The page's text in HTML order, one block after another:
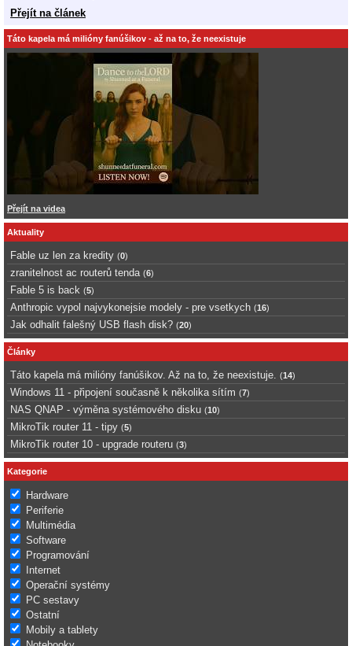
Přejít na článek
Táto kapela má milióny fanúšikov - až na to, že neexistuje
Přejít na videa
Aktuality
Fable uz len za kredity (0)
zranitelnost ac routerů tenda (6)
Fable 5 is back (5)
Anthropic vypol najvykonejsie modely - pre vsetkych (16)
Jak odhalit falešný USB flash disk? (20)
Články
Táto kapela má milióny fanúšikov. Až na to, že neexistuje. (14)
Windows 11 - připojení současně k několika sítím (7)
NAS QNAP - výměna systémového disku (10)
MikroTik router 11 - tipy (5)
MikroTik router 10 - upgrade routeru (3)
Kategorie
Hardware
Periferie
Multimédia
Software
Programování
Internet
Operační systémy
PC sestavy
Ostatní
Mobily a tablety